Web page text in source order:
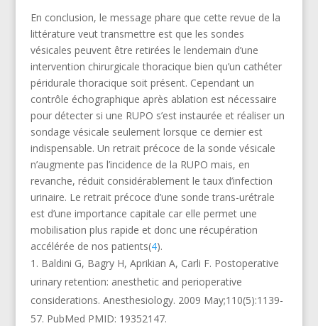
En conclusion, le message phare que cette revue de la
littérature veut transmettre est que les sondes
vésicales peuvent être retirées le lendemain d’une
intervention chirurgicale thoracique bien qu’un cathéter
péridurale thoracique soit présent. Cependant un
contrôle échographique après ablation est nécessaire
pour détecter si une RUPO s’est instaurée et réaliser un
sondage vésicale seulement lorsque ce dernier est
indispensable. Un retrait précoce de la sonde vésicale
n’augmente pas l’incidence de la RUPO mais, en
revanche, réduit considérablement le taux d’infection
urinaire. Le retrait précoce d’une sonde trans-urétrale
est d’une importance capitale car elle permet une
mobilisation plus rapide et donc une récupération
accélérée de nos patients(4).
Baldini G, Bagry H, Aprikian A, Carli F. Postoperative
urinary retention: anesthetic and perioperative
considerations. Anesthesiology. 2009 May;110(5):1139-
57. PubMed PMID: 19352147.